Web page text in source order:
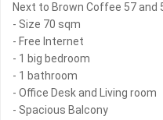
Next to Brown Coffee 57
- Size 70 sqm
- Free Internet
- 1 big bedroom
- 1 bathroom
- Office Desk and Living room
- Spacious Balcony